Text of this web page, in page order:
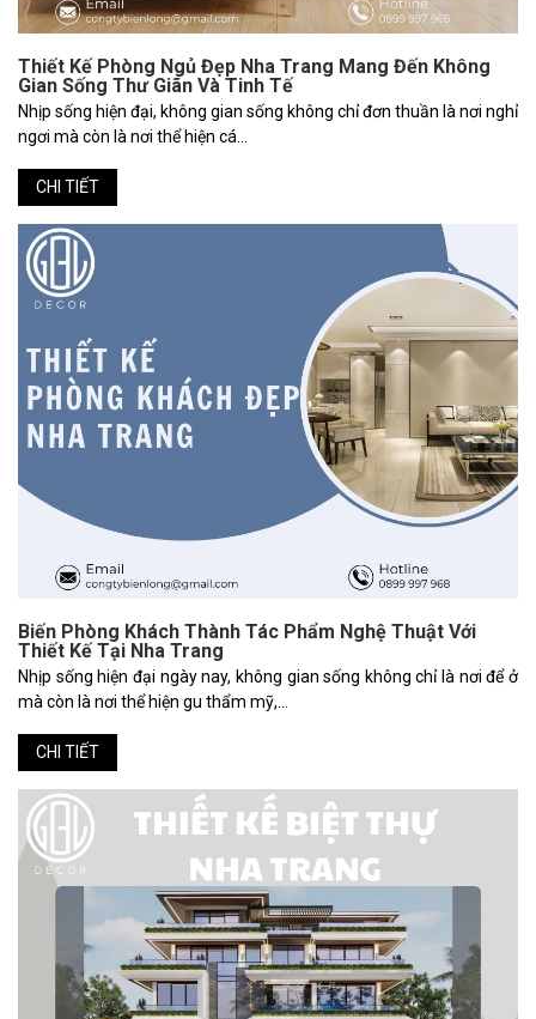
Thiết Kế Phòng Ngủ Đẹp Nha Trang Mang Đến Không
Gian Sống Thư Giãn Và Tinh Tế
Nhịp sống hiện đại, không gian sống không chỉ đơn thuần là nơi nghỉ
ngơi mà còn là nơi thể hiện cá...
CHI TIẾT
Biến Phòng Khách Thành Tác Phẩm Nghệ Thuật Với
Thiết Kế Tại Nha Trang
Nhịp sống hiện đại ngày nay, không gian sống không chỉ là nơi để ở
mà còn là nơi thể hiện gu thẩm mỹ,...
CHI TIẾT